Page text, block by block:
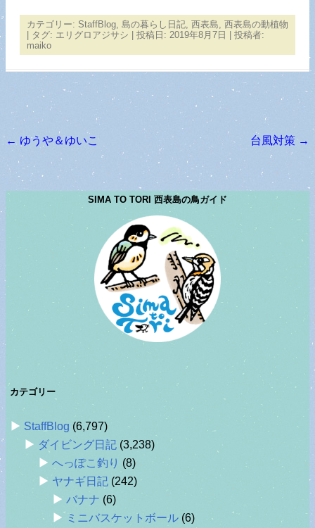
カテゴリー: StaffBlog 島の暮らし日記 西表島 西表島の動植物
| タグ: エリグロアジサシ | 投稿日: 2019年8月7日
投稿者:
maiko
投稿ナビゲーション
← ゆうや＆ゆいこ 台風対策 →
SIMA TO TORI 西表島の鳥ガイド
カテゴリー
StaffBlog (6,797)
ダイビング日記 (3,238)
へっぽこ釣り (8)
ヤナギ日記 (242)
バナナ (6)
ミニバスケットボール (6)